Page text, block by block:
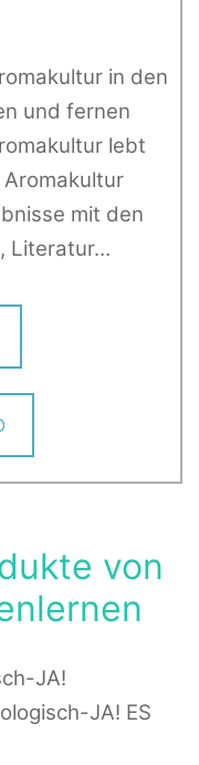
in den
und fernen
lebt
mit den
Literatur…
von
JA!
JA! ES